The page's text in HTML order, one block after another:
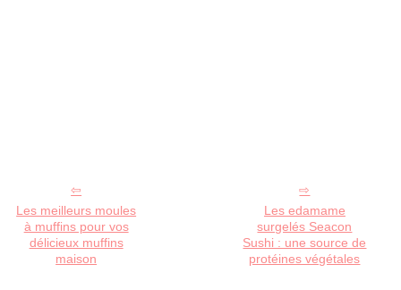
Les meilleurs moules
à muffins pour vos
délicieux muffins
maison
Les edamame
surgelés Seacon
Sushi : une source de
protéines végétales